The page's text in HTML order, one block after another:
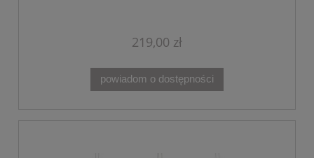
219,00 zł
powiadom o dostępności